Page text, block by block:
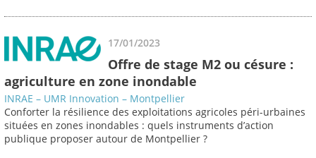
17/01/2023
Offre de stage M2 ou césure :
agriculture en zone inondable
INRAE – UMR Innovation – Montpellier
Conforter la résilience des exploitations agricoles péri-urbaines
situées en zones inondables : quels instruments d’action
publique proposer autour de Montpellier ?